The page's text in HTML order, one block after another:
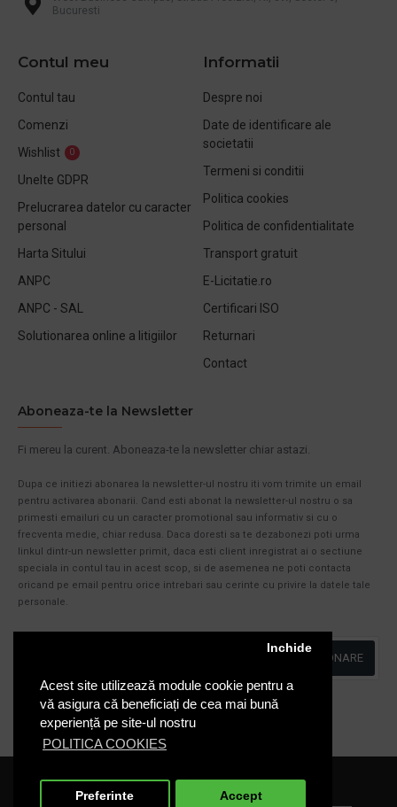
Acest site utilizează module cookie pentru a
vă asigura că beneficiați de cea mai bună
experiență pe site-ul nostru
POLITICA COOKIES
Inchide
Preferinte Accept
Bucuresti
Contul meu
Contul tau
Comenzi
Wishlist
0
Unelte GDPR
Prelucrarea datelor cu caracter
personal
Harta Sitului
ANPC
ANPC - SAL
Solutionarea online a litigiilor
Informatii
Despre noi
Date de identificare ale
societatii
Termeni si conditii
Politica cookies
Politica de confidentialitate
Transport gratuit
E-Licitatie.ro
Certificari ISO
Returnari
Contact
Aboneaza-te la Newsletter
Fi mereu la curent. Aboneaza-te la newsletter chiar astazi.
Dupa ce initiezi abonarea la newsletter-ul nostru iti vom trimite un email
pentru activarea abonarii. Cand esti abonat la newsletter-ul nostru o sa
primesti emailuri cu un caracter promotional sau informativ si cu o
frecventa medie, chiar redusa. Daca doresti sa te dezabonezi poti urma
linkul dintr-un newsletter primit, daca esti client inregistrat ai o sectiune
speciala in contul tau in acest scop, si de asemenea ne poti contacta
oricand pe email pentru orice intrebari sau cerinte cu privire la datele tale
personale.
ABONARE
Am citit şi sunt de acord cu Politica de Confidentialitate
Cosuri-Europubele.ro © 2020